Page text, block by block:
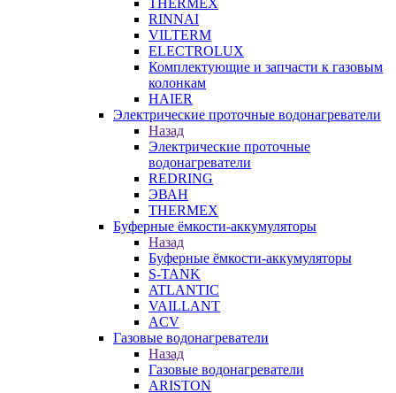
THERMEX
RINNAI
VILTERM
ELECTROLUX
Комплектующие и запчасти к газовым
колонкам
HAIER
Электрические проточные водонагреватели
Назад
Электрические проточные
водонагреватели
REDRING
ЭВАН
THERMEX
Буферные ёмкости-аккумуляторы
Назад
Буферные ёмкости-аккумуляторы
S-TANK
ATLANTIC
VAILLANT
ACV
Газовые водонагреватели
Назад
Газовые водонагреватели
ARISTON